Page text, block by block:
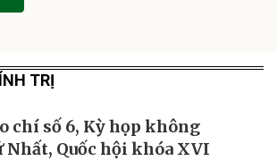
TRỊ
chí số 6, Kỳ họp không
Quốc hội khóa XVI